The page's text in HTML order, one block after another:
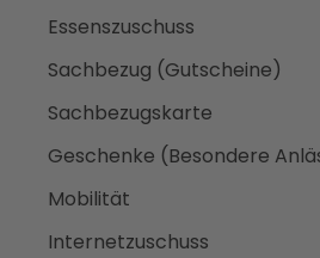
Essenszuschuss
Sachbezug (Gutscheine)
Sachbezugskarte
Geschenke (Besondere
Mobilität
Internetzuschuss